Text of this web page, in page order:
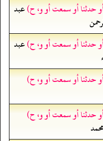
حدثنا أو سمعت أو و، ح)عبد
حدثنا أو سمعت أو و، ح)عبد
حدثنا أو سمعت أو و، ح)
حدثنا أو سمعت أو و، ح)